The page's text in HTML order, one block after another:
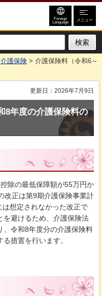
Foreign
Language メニュー
介護保険 > 介護保険料（令和6～
更新日：2026年7月9日
8年度の介護保険料の
除の最低保障額が55万円か
改正は第9期介護保険事業計
想定されなかった改正で
を避けるため、介護保険法
、令和8年度分の介護保険料
措置を行います。